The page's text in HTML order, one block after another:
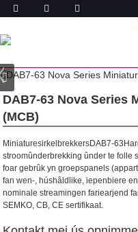
THÚS
DAB7-63 Nova Series
(MCB)
MiniaturesirkelbrekkersDAB7-
stroomûnderbrekking ûnder te folle
foar gebrûk yn groepspanels
fan wen-, húshâldlike, iepenbiere
nominale streamingen fariearjend
SEMKO, CB, CE sertifikaat.